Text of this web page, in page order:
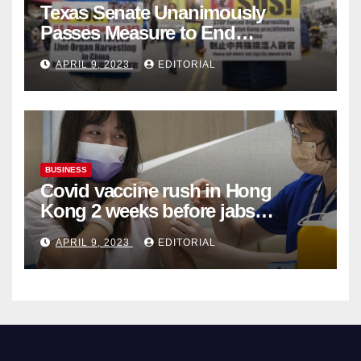
Texas Senate Unanimously
Passes Measure to End
Complicity in Beijing’s Forced
Organ Harvesting
APRIL 9, 2023 EDITORIAL
BUSINESS
Covid vaccine rush in Hong
Kong 2 weeks before jabs
become chargeable
APRIL 9, 2023 EDITORIAL